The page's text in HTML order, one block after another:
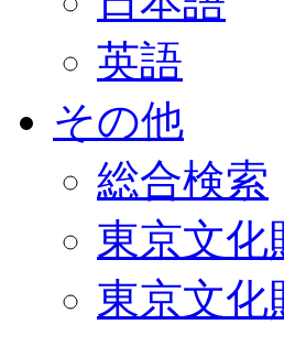
英語
その他
総合検索
東京文化
東京文化